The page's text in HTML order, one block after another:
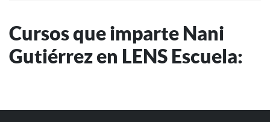
Cursos que imparte Nani
Gutiérrez en LENS Escuela: